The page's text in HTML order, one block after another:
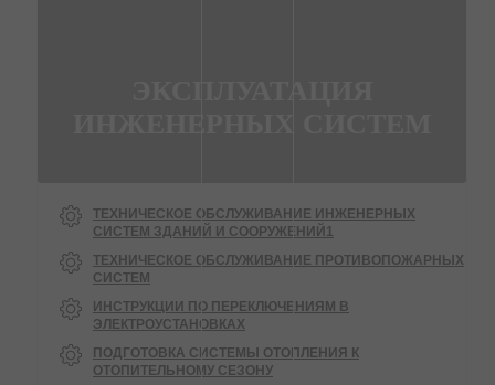
ТЕХНИЧЕСКОЕ ОБСЛУЖИВАНИЕ ИНЖЕНЕРНЫХ
СИСТЕМ ЗДАНИЙ И СООРУЖЕНИЙ1
ТЕХНИЧЕСКОЕ ОБСЛУЖИВАНИЕ ПРОТИВОПОЖАРНЫХ
СИСТЕМ
ИНСТРУКЦИИ ПО ПЕРЕКЛЮЧЕНИЯМ В
ЭЛЕКТРОУСТАНОВКАХ
ПОДГОТОВКА СИСТЕМЫ ОТОПЛЕНИЯ К
ОТОПИТЕЛЬНОМУ СЕЗОНУ